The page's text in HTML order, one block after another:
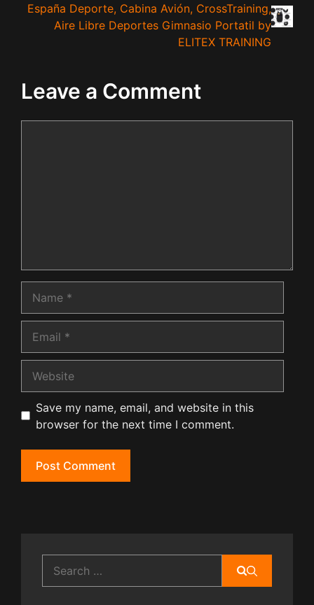
España Deporte, Cabina Avión, CrossTraining,
Aire Libre Deportes Gimnasio Portatil by
ELITEX TRAINING
Leave a Comment
Save my name, email, and website in this
browser for the next time I comment.
for: